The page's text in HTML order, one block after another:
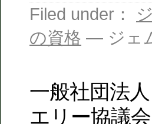
Filed under：
の資格 — ジェ
一般社団法
エリー協議